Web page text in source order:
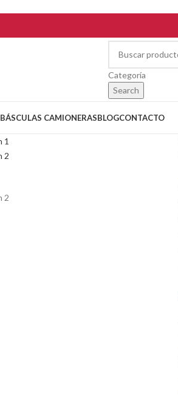
Categoría
Search
BÁSCULAS CAMIONERASBLOGCONTACTO